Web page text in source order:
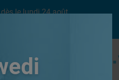
le lundi 24 août.